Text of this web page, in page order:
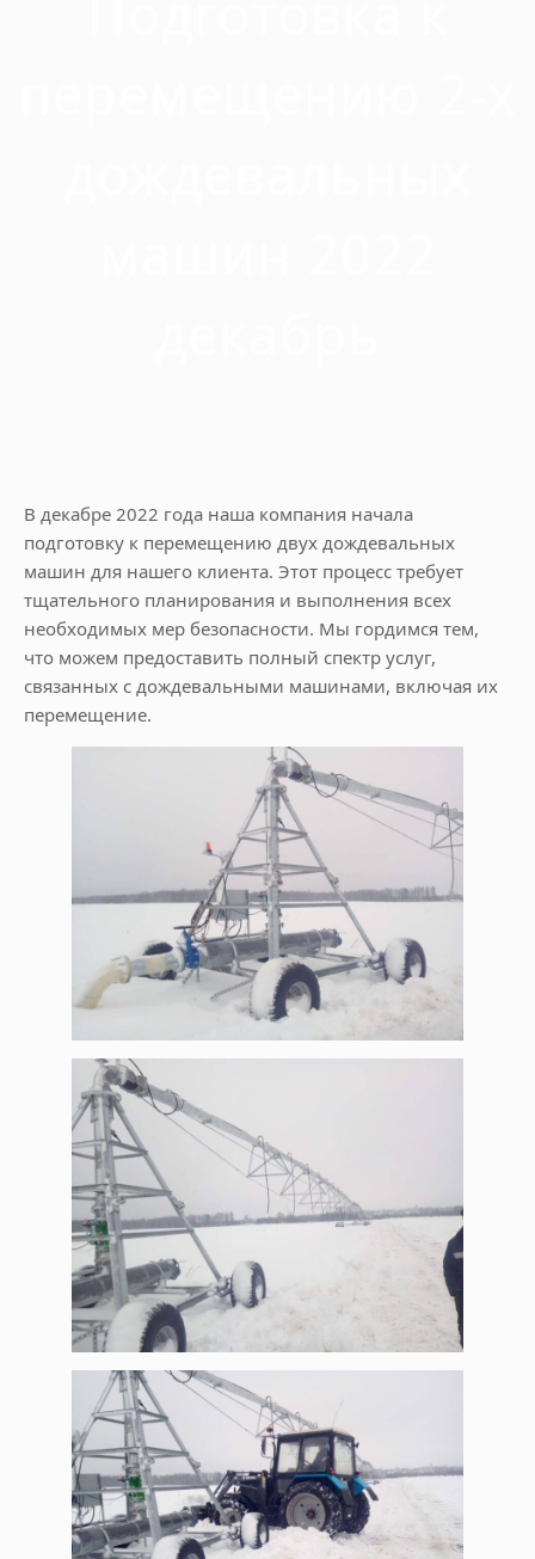
В декабре 2022 года наша компания начала
подготовку к перемещению двух дождевальных
машин для нашего клиента. Этот процесс требует
тщательного планирования и выполнения всех
необходимых мер безопасности. Мы гордимся тем,
что можем предоставить полный спектр услуг,
связанных с дождевальными машинами, включая их
перемещение.